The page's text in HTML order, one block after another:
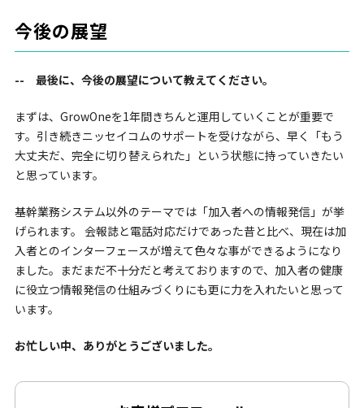
今後の展望
-- 最後に、今後の展望について教えてください。
まずは、GrowOneを1年間きちんと運用していくことが重要で
す。引き続きニッセイコムのサポートを受けながら、早く「もう
大丈夫だ、完全に切り替えられた」という状態に持っていきたい
と思っています。
基幹業務システム以外のテーマでは「加入者への情報発信」が挙
げられます。 会報誌と電話対応だけであった昔と比べ、現在は加
入者とのインターフェースが増えて色々な事ができるようになり
ました。まだまだ不十分だと考えておりますので、加入者の健康
に役立つ情報発信の仕組みづくりにも更に力を入れたいと思って
います。
お忙しい中、ありがとうございました。